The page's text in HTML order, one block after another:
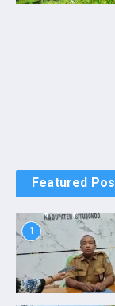
Featured
1